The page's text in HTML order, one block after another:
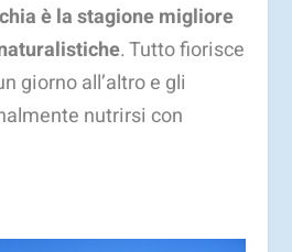
è la stagione migliore
. Tutto fiorisce
giorno all’altro e gli
nutrirsi con